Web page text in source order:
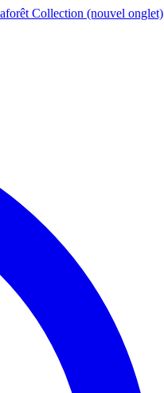
Collection (nouvel onglet)